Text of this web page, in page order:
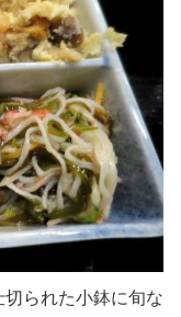
られた小鉢に旬な